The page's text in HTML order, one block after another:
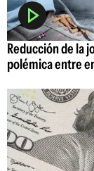
Reducción de la
polémica entre